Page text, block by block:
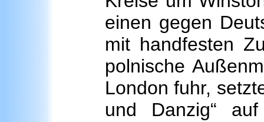
einen gegen
mit handfesten
polnische
London fuhr,
und Danzig“